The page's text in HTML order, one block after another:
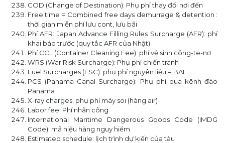
COD (Change of Destination): Phụ phí thay đổi nơi đến
Free time = Combined free days demurrage & detention :
thời gian miễn phí lưu cont, lưu bãi
Phí AFR: Japan Advance Filling Rules Surcharge (AFR): phí
khai báo trước (quy tắc AFR của Nhật)
Phí CCL (Container Cleaning Fee): phí vệ sinh công-te-nơ
WRS (War Risk Surcharge): Phụ phí chiến tranh
Fuel Surcharges (FSC): phụ phí nguyên liệu = BAF
PCS (Panama Canal Surcharge): Phụ phí qua kênh đào
Panama
X-ray charges: phụ phí máy soi (hàng air)
Labor fee: Phí nhân công
International Maritime Dangerous Goods Code (IMDG
Code): mã hiệu hàng nguy hiểm
Estimated schedule: lịch trình dự kiến của tàu